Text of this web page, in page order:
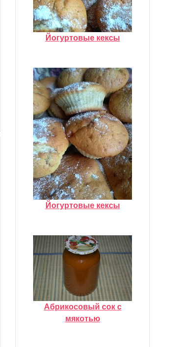
Йогуртовые кексы
Йогуртовые кексы
Абрикосовый сок с
мякотью